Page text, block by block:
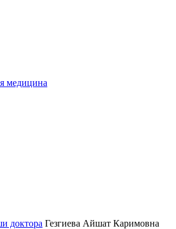
медицина
доктора Гезгиева Айшат Каримовна